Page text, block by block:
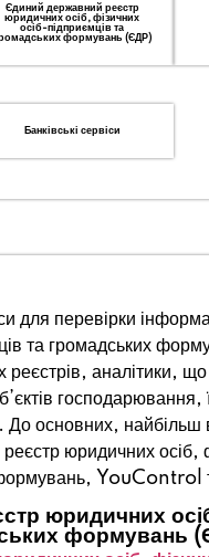
Єдиний державний реєстр
юридичних осіб, фізичних
осіб-підприємців та
формувань (ЄДР)
Банківські сервіси
для перевірки
та громадських
аналітики,
господарювання,
До основних, найбільш
юридичних осіб,
формувань,
юридичних
формувань